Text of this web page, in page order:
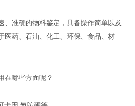
、准确的物料鉴定，具备操作简单以及
医药、石油、化工、环保、食品、材
在哪些方面呢？